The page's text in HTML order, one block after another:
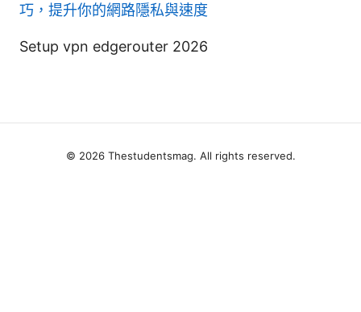
巧，提升你的網路隱私與速度
Setup vpn edgerouter 2026
© 2026 Thestudentsmag. All rights reserved.